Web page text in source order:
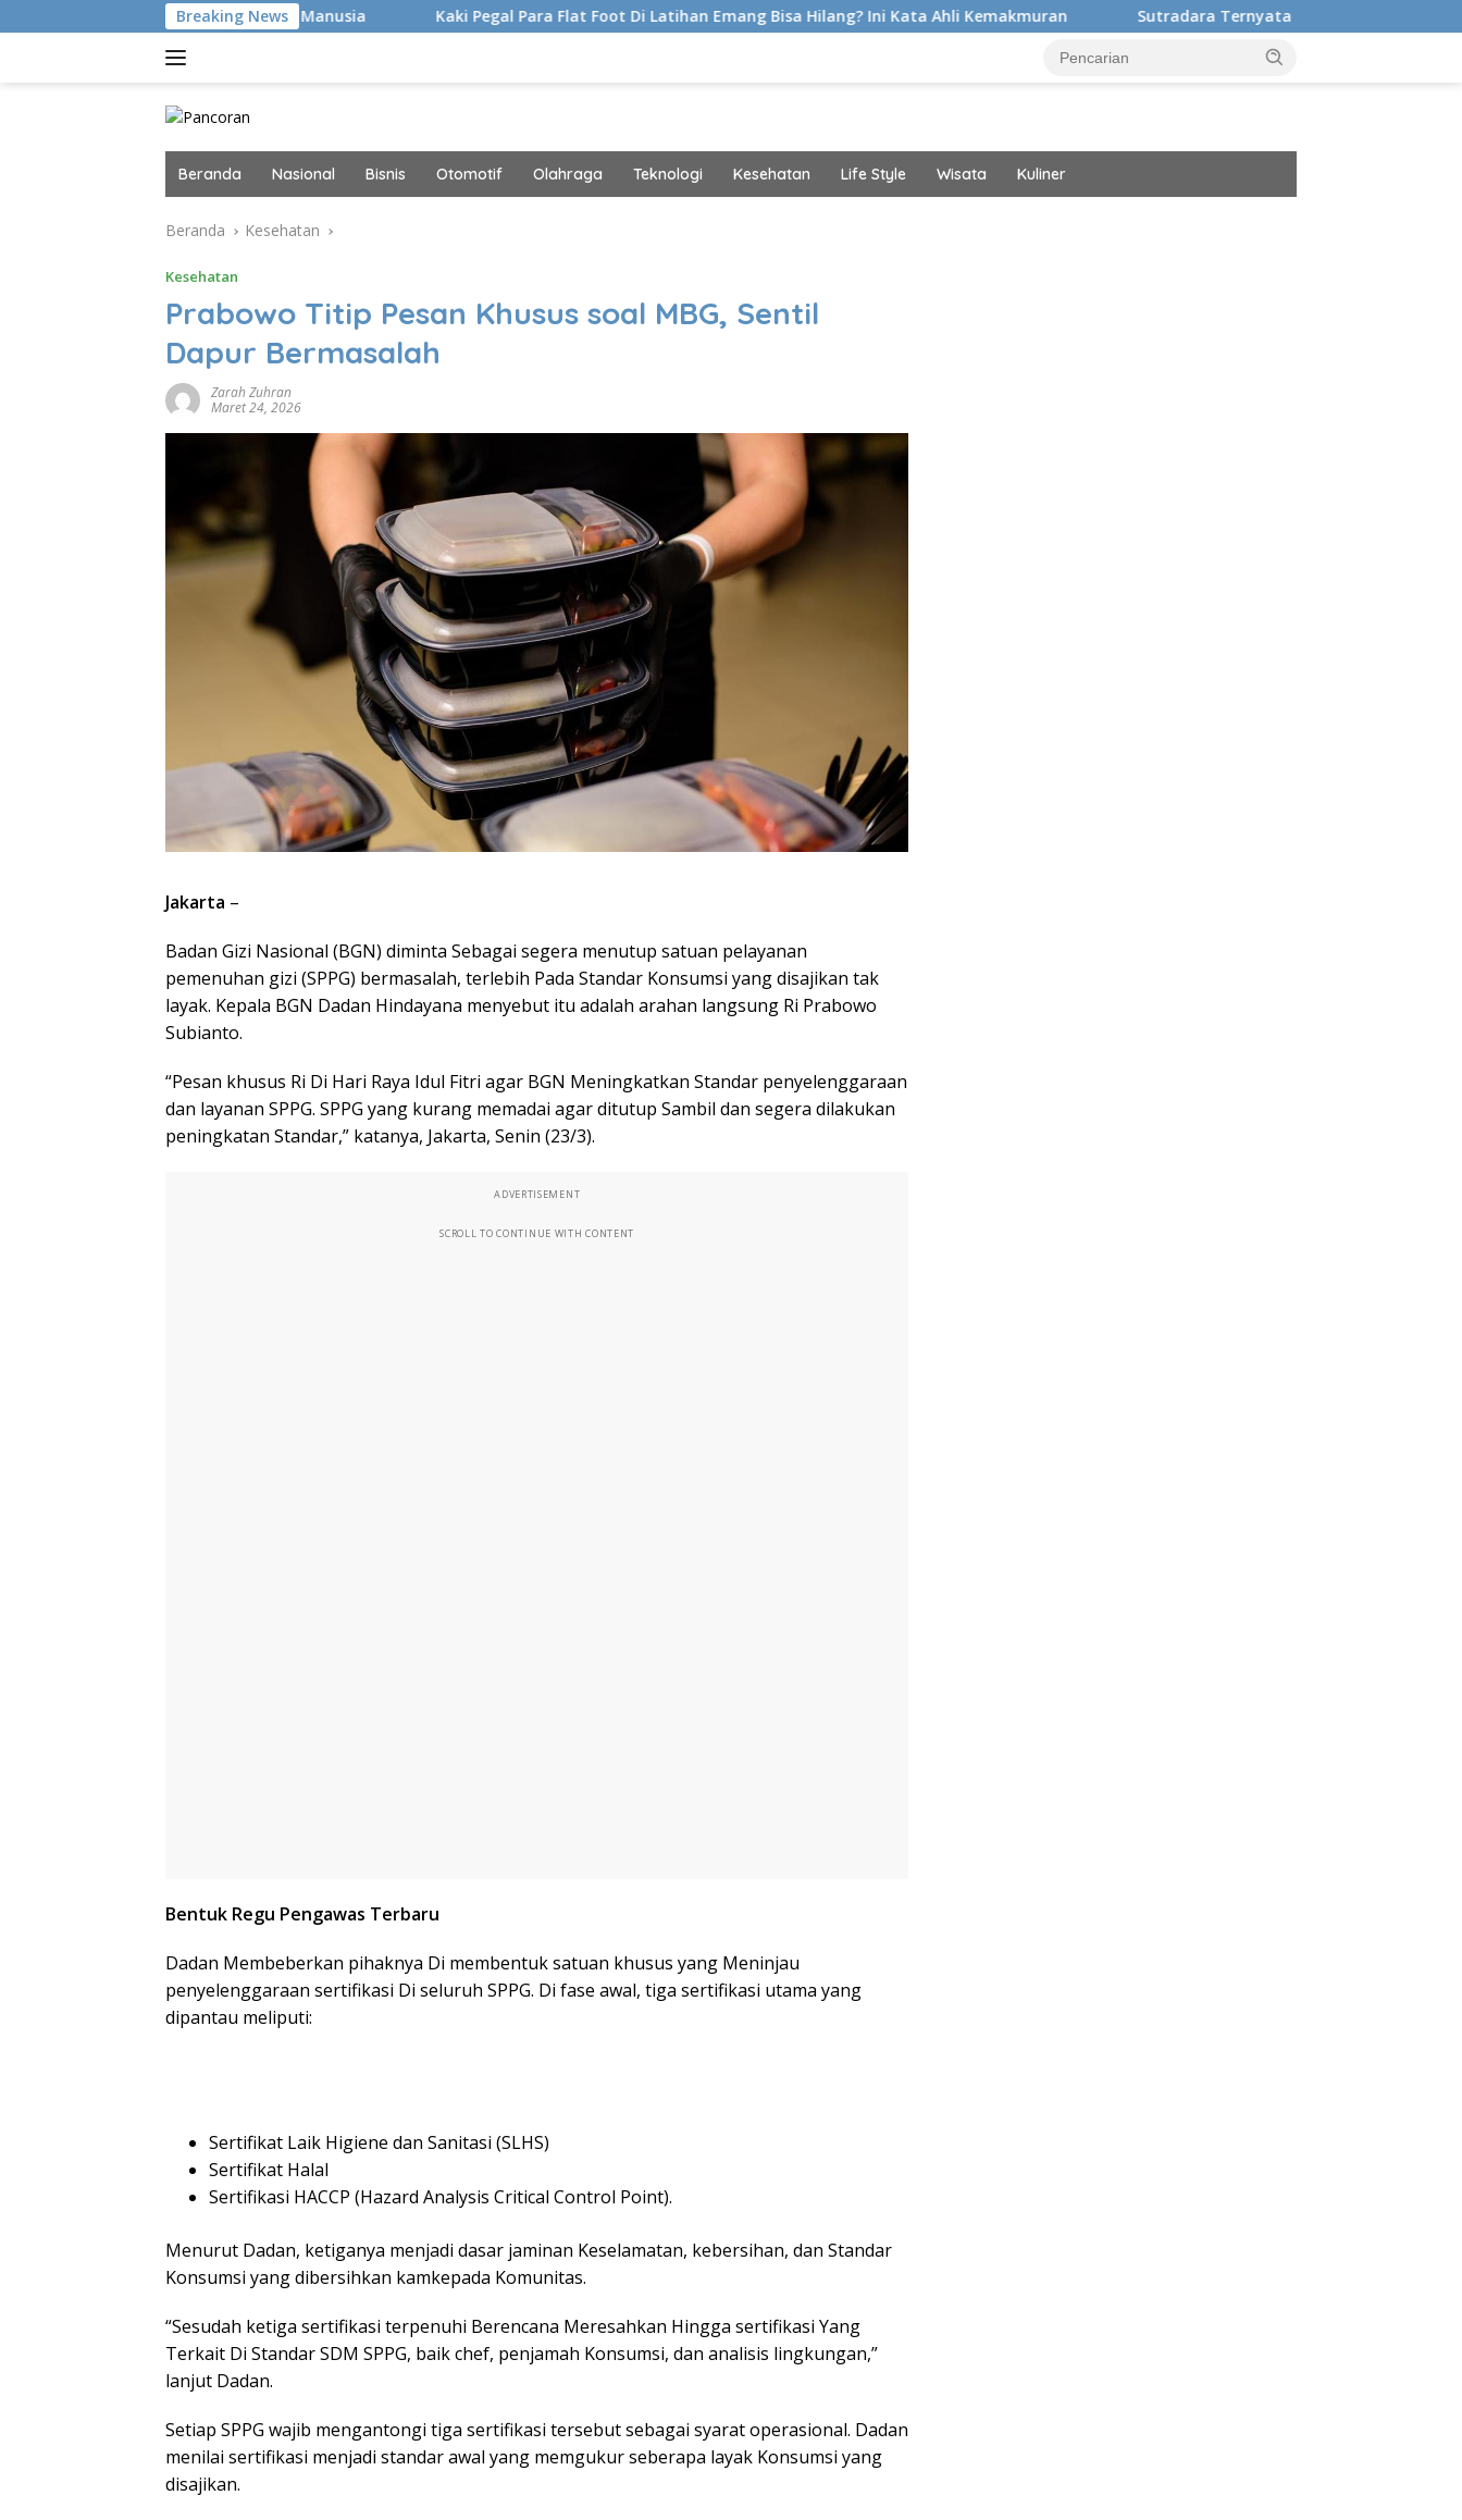
ke
Breaking News
Canggih, tapi Manusia Kaki Pegal Para Flat Foot Di Latihan Emang Bisa Hilang? Ini Kata Ahli Kemakmuran Sutradara Ternyata Ini Cinta Beberkan Pengalaman Hidup
Beranda Nasional Bisnis Otomotif Olahraga Teknologi Kesehatan Life Style Wisata Kuliner
Beranda Kesehatan
Kesehatan
Prabowo Titip Pesan Khusus soal MBG, Sentil
Dapur Bermasalah
Zarah Zuhran
Maret 24, 2026
Jakarta –
Badan Gizi Nasional (BGN) diminta Sebagai segera menutup satuan pelayanan
pemenuhan gizi (SPPG) bermasalah, terlebih Pada Standar Konsumsi yang disajikan tak
layak. Kepala BGN Dadan Hindayana menyebut itu adalah arahan langsung Ri Prabowo
Subianto.
“Pesan khusus Ri Di Hari Raya Idul Fitri agar BGN Meningkatkan Standar penyelenggaraan
dan layanan SPPG. SPPG yang kurang memadai agar ditutup Sambil dan segera dilakukan
peningkatan Standar,” katanya, Jakarta, Senin (23/3).
ADVERTISEMENT
SCROLL TO CONTINUE WITH CONTENT
Bentuk Regu Pengawas Terbaru
Dadan Membeberkan pihaknya Di membentuk satuan khusus yang Meninjau
penyelenggaraan sertifikasi Di seluruh SPPG. Di fase awal, tiga sertifikasi utama yang
dipantau meliputi:
Sertifikat Laik Higiene dan Sanitasi (SLHS)
Sertifikat Halal
Sertifikasi HACCP (Hazard Analysis Critical Control Point).
Menurut Dadan, ketiganya menjadi dasar jaminan Keselamatan, kebersihan, dan Standar
Konsumsi yang dibersihkan kamkepada Komunitas.
“Sesudah ketiga sertifikasi terpenuhi Berencana Meresahkan Hingga sertifikasi Yang
Terkait Di Standar SDM SPPG, baik chef, penjamah Konsumsi, dan analisis lingkungan,”
lanjut Dadan.
Setiap SPPG wajib mengantongi tiga sertifikasi tersebut sebagai syarat operasional. Dadan
menilai sertifikasi menjadi standar awal yang memgukur seberapa layak Konsumsi yang
disajikan.